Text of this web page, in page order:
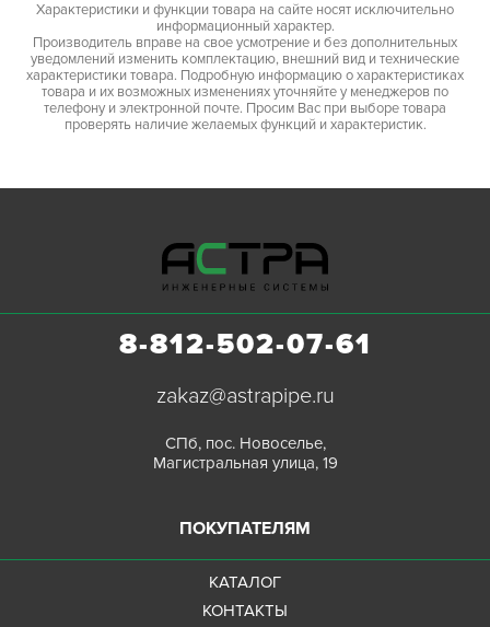
Характеристики и функции товара на сайте носят исключительно
информационный характер.
Производитель вправе на свое усмотрение и без дополнительных
уведомлений изменить комплектацию, внешний вид и технические
характеристики товара. Подробную информацию о характеристиках
товара и их возможных изменениях уточняйте у менеджеров по
телефону и электронной почте. Просим Вас при выборе товара
проверять наличие желаемых функций и характеристик.
8-812-502-07-61
zakaz@astrapipe.ru
СПб, пос. Новоселье,
Магистральная улица, 19
ПОКУПАТЕЛЯМ
КАТАЛОГ
КОНТАКТЫ